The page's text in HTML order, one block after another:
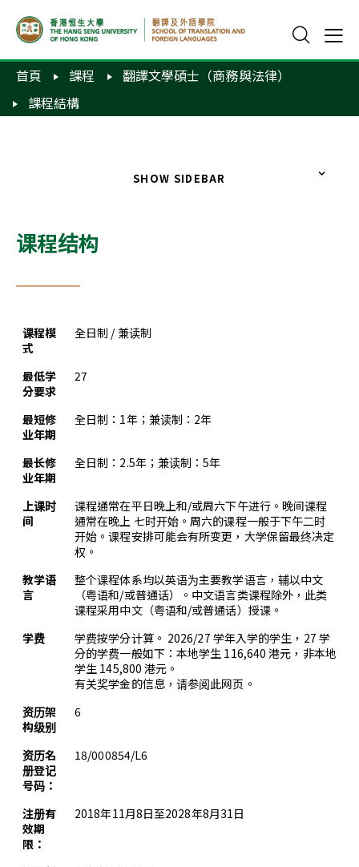
首頁 課程
翻譯文學碩士（商務與法律）
課程結構
课程结构
课程模
式
全日制 / 兼读制
最低学
分要求
27
最短修
业年期
全日制：1年；兼读制：2年
最长修
业年期
全日制：2.5年；兼读制：5年
上课时
间
课程通常在平日晚上和/或周六下午进行。晚间课程
通常在晚上 七时开始。周六的课程一般于下午二时
开始。课程安排可能会有所变更，大学保留最终决定
权。
教学语
言
整个课程体系均以英语为主要教学语言，辅以中文
（粤语和/或普通话）。中文语言类课程除外，此类
课程采用中文（粤语和/或普通话）授课。
学费
学费按学分计算。 2026/27 学年入学的学生，27 学
分的学费一般如下：本地学生 116,640 港元，非本地
学生 145,800 港元。
有关奖学金的信息，请参阅此网页 。
资历架
构级别
6
资历名
册登记
号码：
18/000854/L6
注册有
效期
限：
2018年11月8日至2028年8月31日
SHOW SIDEBAR